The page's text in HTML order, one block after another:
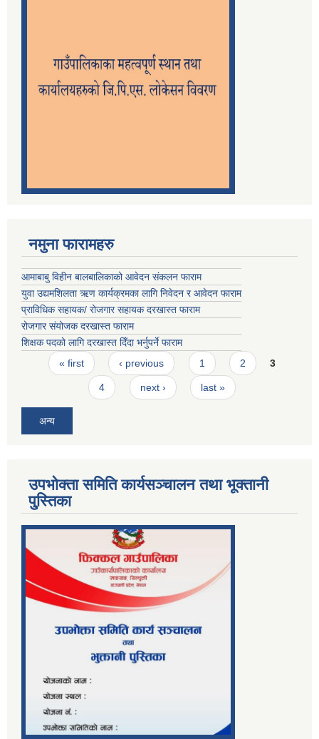
नमुना फारामहरु
आमाबाबु विहीन बालबालिकाको आवेदन संकलन फाराम
युवा उद्यमशिलता ऋण कार्यक्रमका लागि निवेदन र आवेदन फाराम
प्राविधिक सहायक/ रोजगार सहायक दरखास्त फाराम
रोजगार संयोजक दरखास्त फाराम
शिक्षक पदको लागि दरखास्त दिँदा भर्नुपर्ने फाराम
Pages
« first ‹ previous 1 2 3
4 next › last »
अन्य
उपभोक्ता समिति कार्यसञ्चालन तथा भूक्तानी
पु्स्तिका